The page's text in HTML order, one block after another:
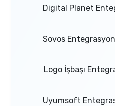
Digital Planet
Sovos
Logo İşbaşı
Uyumsoft